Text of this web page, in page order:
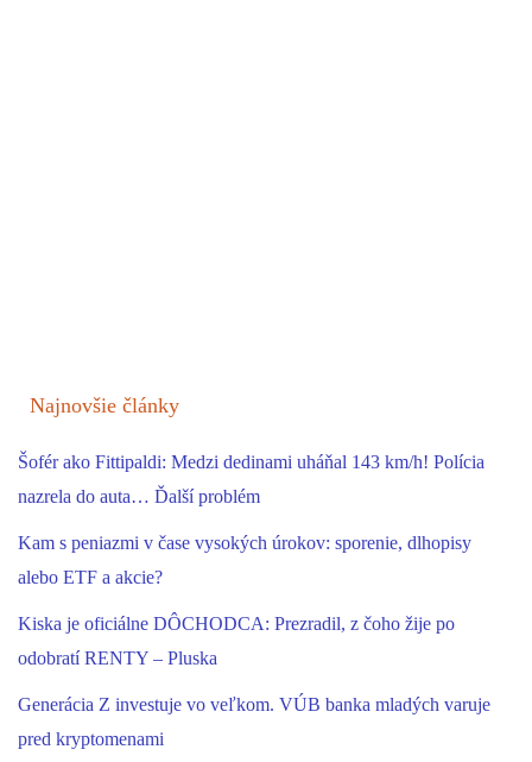
Najnovšie články
Šofér ako Fittipaldi: Medzi dedinami uháňal 143 km/h! Polícia
nazrela do auta… Ďalší problém
Kam s peniazmi v čase vysokých úrokov: sporenie, dlhopisy
alebo ETF a akcie?
Kiska je oficiálne DÔCHODCA: Prezradil, z čoho žije po
odobratí RENTY – Pluska
Generácia Z investuje vo veľkom. VÚB banka mladých varuje
pred kryptomenami